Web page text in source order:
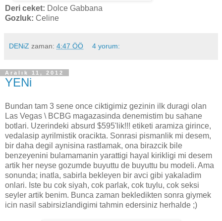
Deri ceket: Dolce Gabbana
Gozluk: Celine
DENiZ zaman: 4:47 ÖÖ 4 yorum:
Aralık 11, 2012
YENi
Bundan tam 3 sene once ciktigimiz gezinin ilk duragi olan
Las Vegas \ BCBG magazasinda denemistim bu sahane
botlari. Uzerindeki absurd $595'lik!!! etiketi aramiza girince,
vedalasip ayrilmistik oracikta. Sonrasi pismanlik mi desem,
bir daha degil aynisina rastlamak, ona birazcik bile
benzeyenini bulamamanin yarattigi hayal kirikligi mi desem
artik her neyse gozumde buyuttu de buyuttu bu modeli. Ama
sonunda; inatla, sabirla bekleyen bir avci gibi yakaladim
onlari. Iste bu cok siyah, cok parlak, cok tuylu, cok seksi
seyler artik benim. Bunca zaman bekledikten sonra giymek
icin nasil sabirsizlandigimi tahmin edersiniz herhalde ;)